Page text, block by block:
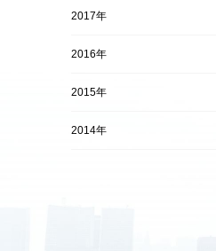
2017年
2016年
2015年
2014年